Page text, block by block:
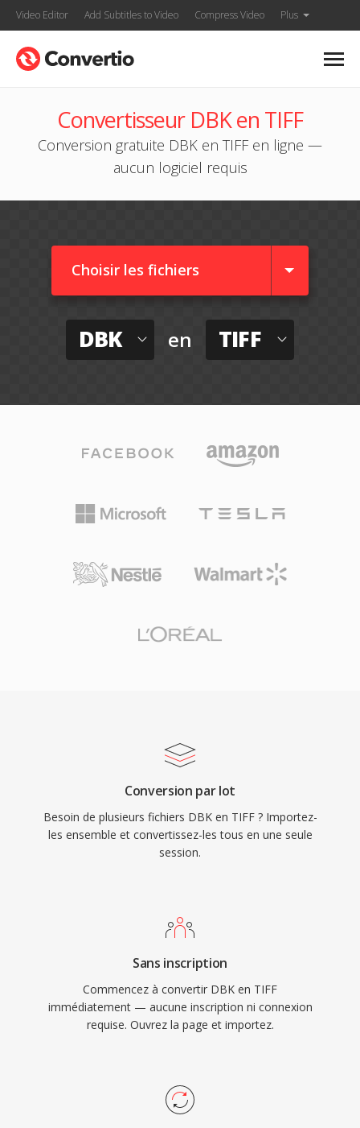
Video Editor Add Subtitles to Video Compress Video Plus
Convertisseur DBK en TIFF
Conversion gratuite DBK en TIFF en ligne —
aucun logiciel requis
Choisir les fichiers
DBK en TIFF
Conversion par lot
Besoin de plusieurs fichiers DBK en TIFF ? Importez-
les ensemble et convertissez-les tous en une seule
session.
Sans inscription
Commencez à convertir DBK en TIFF
immédiatement — aucune inscription ni connexion
requise. Ouvrez la page et importez.